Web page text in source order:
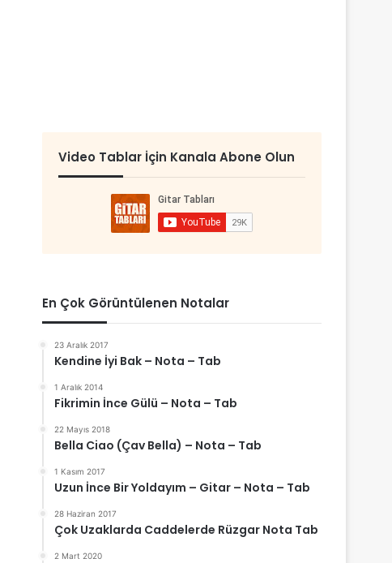
Video Tablar İçin Kanala Abone Olun
En Çok Görüntülenen Notalar
23 Aralık 2017
Kendine İyi Bak – Nota – Tab
1 Aralık 2014
Fikrimin İnce Gülü – Nota – Tab
22 Mayıs 2018
Bella Ciao (Çav Bella) – Nota – Tab
1 Kasım 2017
Uzun İnce Bir Yoldayım – Gitar – Nota – Tab
28 Haziran 2017
Çok Uzaklarda Caddelerde Rüzgar Nota Tab
2 Mart 2020